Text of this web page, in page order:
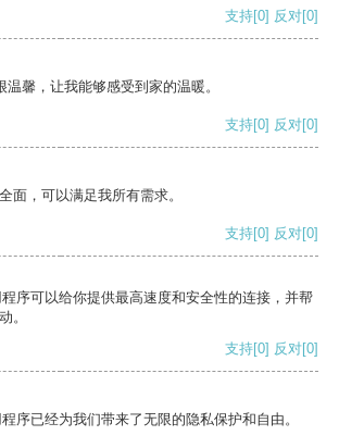
支持[0] 反对[0]
馨，让我能够感受到家的温暖。
支持[0] 反对[0]
面，可以满足我所有需求。
支持[0] 反对[0]
序可以给你提供最高速度和安全性的连接，并帮
。
支持[0] 反对[0]
序已经为我们带来了无限的隐私保护和自由。